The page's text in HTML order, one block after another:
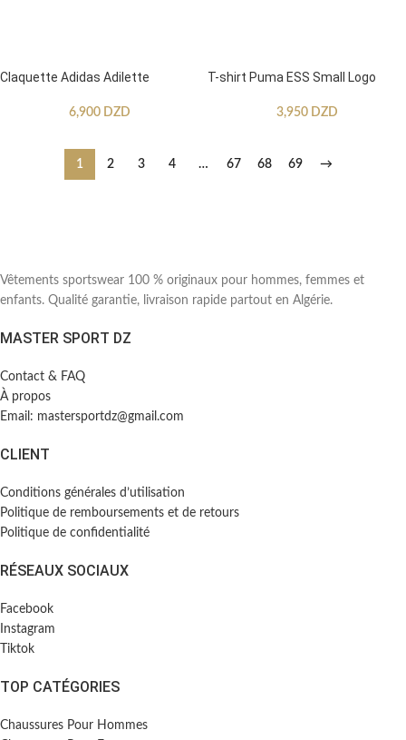
Claquette Adidas Adilette
6,900 DZD
T-shirt Puma ESS Small Logo
3,950 DZD
1 2 3 4 … 67 68 69 →
Vêtements sportswear 100 % originaux pour hommes, femmes et
enfants. Qualité garantie, livraison rapide partout en Algérie.
MASTER SPORT DZ
Contact & FAQ
À propos
Email: mastersportdz@gmail.com
CLIENT
Conditions générales d’utilisation
Politique de remboursements et de retours
Politique de confidentialité
RÉSEAUX SOCIAUX
Facebook
Instagram
Tiktok
TOP CATÉGORIES
Chaussures Pour Hommes